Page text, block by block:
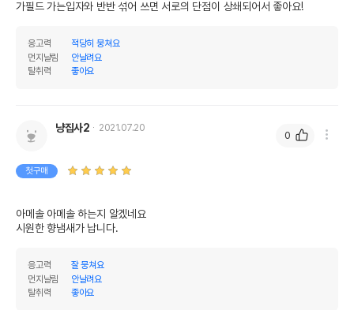
가필드 가는입자와 반반 섞어 쓰면 서로의 단점이 상쇄되어서 좋아요!
응고력
적당히 뭉쳐요
먼지날림
안날려요
탈취력
좋아요
냥집사2 2021.07.20
첫구매
아메솔 아메솔 하는지 알겠네요
시원한 향냄새가 납니다.
응고력
잘 뭉쳐요
먼지날림
안날려요
탈취력
좋아요
0